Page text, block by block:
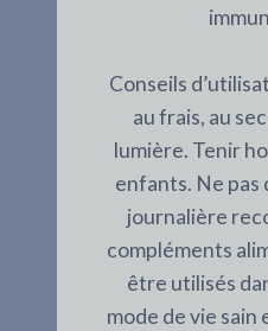
Conseils
au frais, au
lumière. Tenir
enfants. Ne pas
journalière
compléments
être utilisés
mode de vie sain